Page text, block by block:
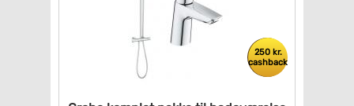
250 kr.
cashback